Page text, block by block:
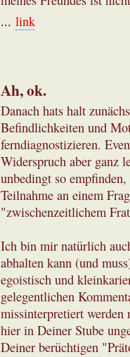
... link
Ah, ok.
Danach hats halt
Befindlichkeiten und
ferndiagnostizieren.
Widerspruch aber ganz
unbedingt so
Teilnahme an einem
"zwischenzeitlichem
Ich bin mir natürlich
abhalten kann (und
egoistisch und
gelegentlichen
missinterpretiert werden
hier in Deiner Stube
Deiner berüchtigen